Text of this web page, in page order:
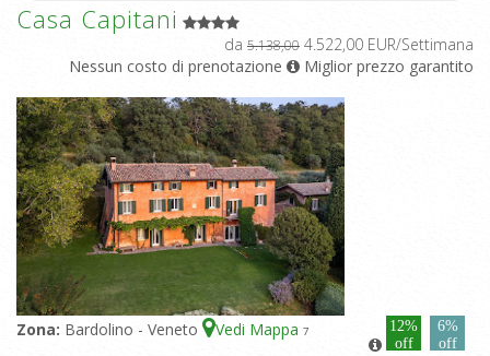
Casa Capitani
da 5.138,00 4.522,00 EUR/Settimana
Nessun costo di prenotazione
Miglior prezzo garantito
Zona: Bardolino - Veneto Vedi Mappa 7
12%
off
6%
off